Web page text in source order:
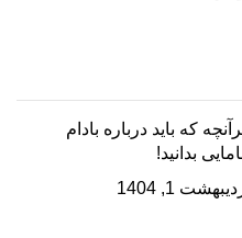
که باید درباره بادام
بدانید!
1, 1404